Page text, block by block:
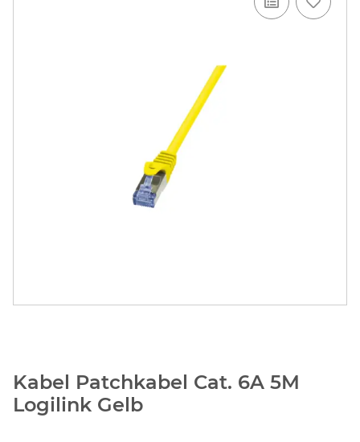
Kabel Patchkabel Cat. 6A 5M
Logilink Gelb